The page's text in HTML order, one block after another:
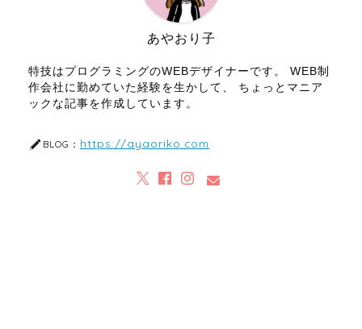
あやおり子
特技はプログラミングのWEBデザイナーです。 WEB制
作会社に勤めていた経験を生かして、 ちょっとマニア
ックな記事を作成しています。
BLOG： https://ayaoriko.com